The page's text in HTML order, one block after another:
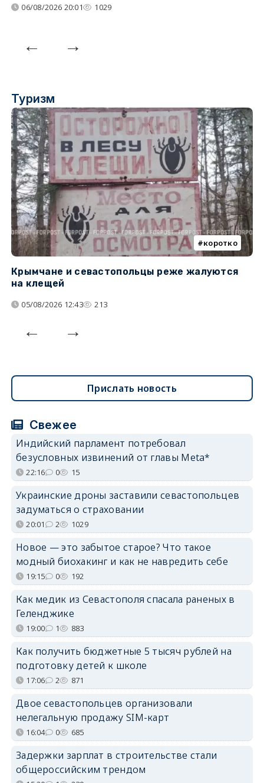
06/08/2026 20:01 1029
Туризм
коротко
Крымчане и севастопольцы реже жалуются
на клещей
05/08/2026 12:43 213
Прислать новость
Свежее
Индийский парламент потребовал
безусловных извинений от главы Meta*
22:16 0 15
Украинские дроны заставили севастопольцев
задуматься о страховании
20:01 2 1029
Новое — это забытое старое? Что такое
модный биохакинг и как не навредить себе
19:15 0 192
Как медик из Севастополя спасала раненых в
Геленджике
19:00 1 883
Как получить бюджетные 5 тысяч рублей на
подготовку детей к школе
17:06 2 871
Двое севастопольцев организовали
нелегальную продажу SIM-карт
16:04 0 685
Задержки зарплат в строительстве стали
общероссийским трендом